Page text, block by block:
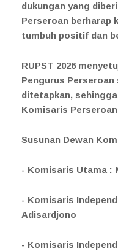
dukungan yang
Perseroan berharap
tumbuh positif dan
RUPST 2026
Pengurus
ditetapkan,
Komisaris
Susunan Dewan
- Komisaris Utama :
- Komisaris
Adisardjono
- Komisaris